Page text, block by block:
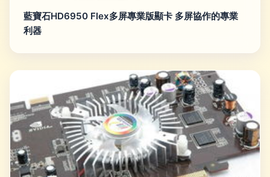
藍寶石HD6950 Flex多屏專業版顯卡 多屏協作的專業
利器